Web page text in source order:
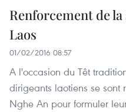
Renforcement de
Laos
01/02/2016 08:57
A l'occasion du Têt
dirigeants laotiens se
Nghe An pour formuler